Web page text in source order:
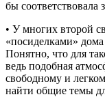
бы соответствовала
• У многих второй
«посиделками»
Понятно, что для
ведь подобная
свободному и
найти общие темы